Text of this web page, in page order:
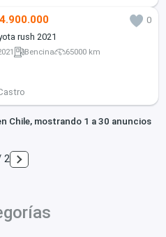
0
rush 2021
Bencina 65000 km
Chile, mostrando 1 a 30 anuncios
2